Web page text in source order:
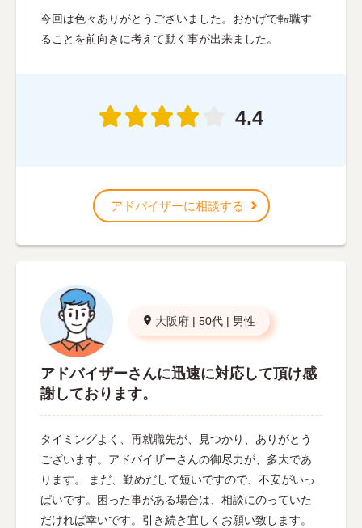
今回は色々ありがとうございました。おかげで転職す
ることを前向きに考えて動く事が出来ました。
4.4
アドバイザーに相談する
大阪府 | 50代 | 男性
アドバイザーさんに迅速に対応して頂け感
謝しております。
タイミングよく、再就職先が、見つかり、ありがとう
ございます。アドバイザーさんの御尽力が、多大であ
ります。 まだ、勤めだして短いですので、不安がいっ
ぱいです。困った事がある場合は、相談にのっていた
だければ幸いです。引き続き宜しくお願い致します。